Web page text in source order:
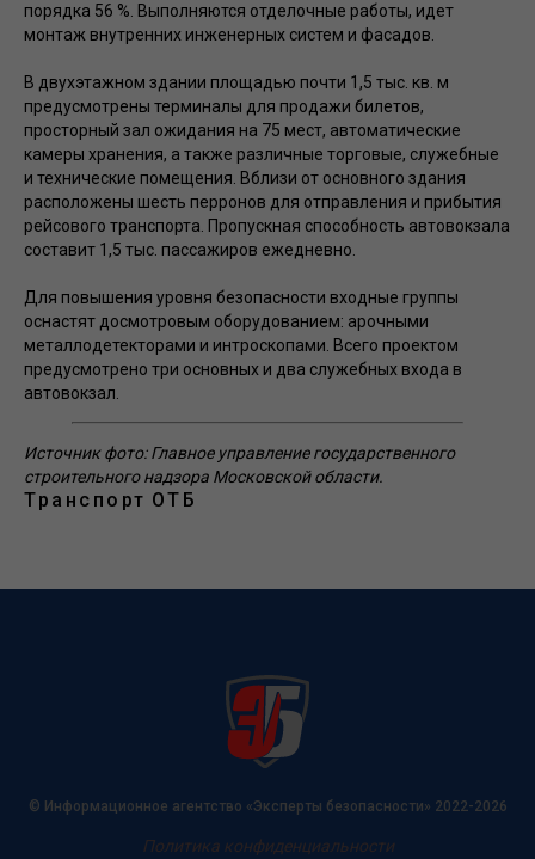
порядка 56 %. Выполняются отделочные работы, идет
монтаж внутренних инженерных систем и фасадов.
В двухэтажном здании площадью почти 1,5 тыс. кв. м
предусмотрены терминалы для продажи билетов,
просторный зал ожидания на 75 мест, автоматические
камеры хранения, а также различные торговые, служебные
и технические помещения. Вблизи от основного здания
расположены шесть перронов для отправления и прибытия
рейсового транспорта. Пропускная способность автовокзала
составит 1,5 тыс. пассажиров ежедневно.
Для повышения уровня безопасности входные группы
оснастят досмотровым оборудованием: арочными
металлодетекторами и интроскопами. Всего проектом
предусмотрено три основных и два служебных входа в
автовокзал.
Источник фото: Главное управление государственного
строительного надзора Московской области.
Транспорт ОТБ
© Информационное агентство «Эксперты безопасности» 2022-2026
Политика конфиденциальности